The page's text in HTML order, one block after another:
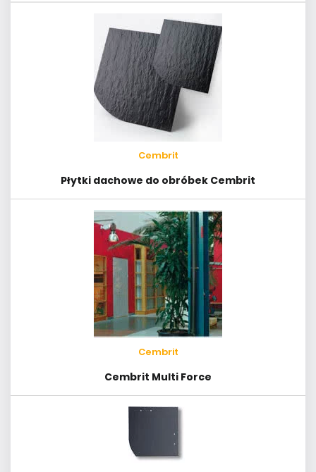
Cembrit
Płytki dachowe do obróbek Cembrit
Cembrit
Cembrit Multi Force